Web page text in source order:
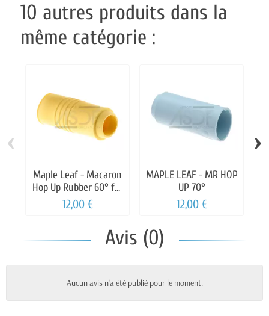
10 autres produits dans la
même catégorie :
Maple Leaf - Macaron
Hop Up Rubber 60° for
AEG
12,00 €
MAPLE LEAF - MR HOP
UP 70°
12,00 €
‹ ›
Avis (0)
Aucun avis n'a été publié pour le moment.